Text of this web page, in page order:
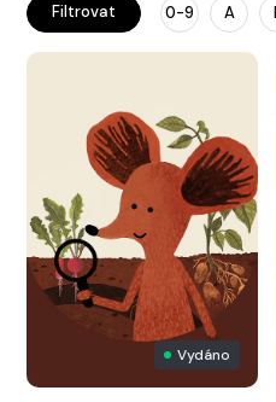
Filtrovat 0-9 A
Vydáno